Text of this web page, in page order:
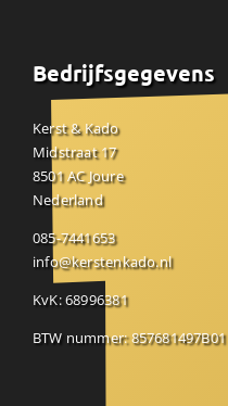
Bedrijfsgegevens
Kerst & Kado
Midstraat 17
8501 AC Joure
Nederland
085-7441653
info@kerstenkado.nl
KvK: 68996381
BTW nummer: 857681497B01